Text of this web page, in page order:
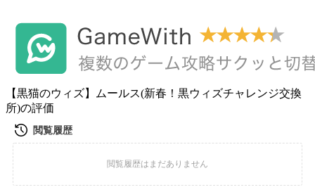
【黒猫のウィズ】ムールス(新春！黒ウィズチャレンジ交換
所)の評価